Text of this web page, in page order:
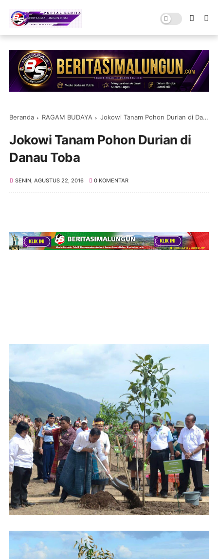
Beranda RAGAM BUDAYA Jokowi Tanam Pohon Durian di Danau Toba
Jokowi Tanam Pohon Durian di
Danau Toba
SENIN, AGUSTUS 22, 2016 0 KOMENTAR